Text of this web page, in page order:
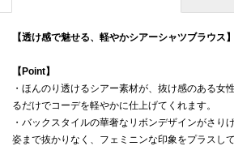
【透け感で魅せる、軽やかシアーシャツブラウス】
【Point】
・ほんのり透けるシアー素材が、抜け感のある女
るだけでコーデを軽やかに仕上げてくれます。
・バックスタイルの華奢なリボンデザインがさり
姿まで抜かりなく、フェミニンな印象をプラスし